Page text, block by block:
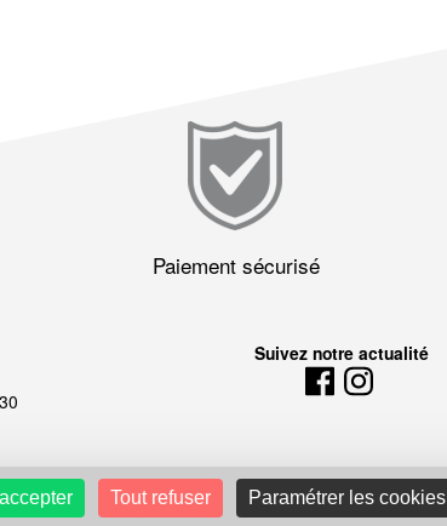
Paiement sécurisé
Suivez notre actualité
Tout refuser Paramétrer les cookies